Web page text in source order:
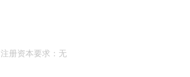
注册资本要求：无